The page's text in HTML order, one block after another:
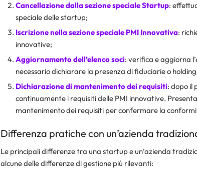
Cancellazione dalla sezione speciale Startup:
speciale delle startup;
Iscrizione nella sezione speciale PMI Innovativa:
innovative;
Aggiornamento dell’elenco soci: verifica e aggiorna
necessario dichiarare la presenza di fiduciarie o
Dichiarazione di mantenimento dei requisiti: dopo il
continuamente i requisiti delle PMI innovative.
mantenimento dei requisiti per confermare la
Differenza pratiche con un’azienda
Le principali differenze tra una startup e un’azienda
alcune delle differenze di gestione più rilevanti: